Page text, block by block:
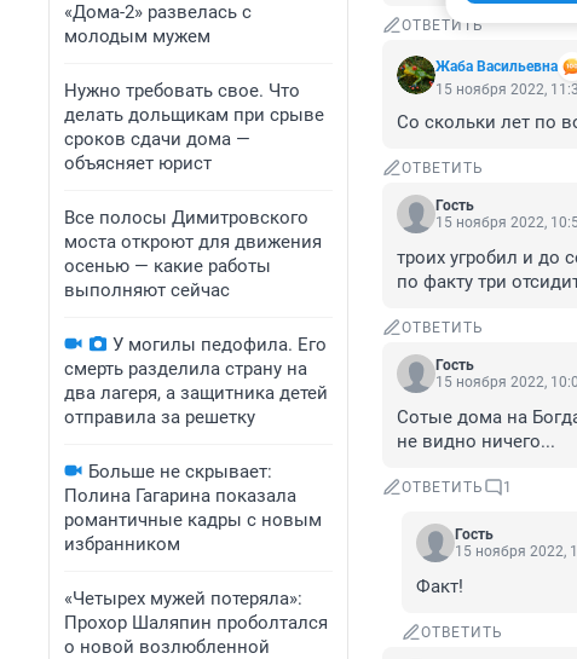
«Дома-2» развелась с
молодым мужем
Нужно требовать свое. Что
делать дольщикам при срыве
сроков сдачи дома —
объясняет юрист
Все полосы Димитровского
моста откроют для движения
осенью — какие работы
выполняют сейчас
У могилы педофила. Его
смерть разделила страну на
два лагеря, а защитника детей
отправила за решетку
Больше не скрывает:
Полина Гагарина показала
романтичные кадры с новым
избранником
«Четырех мужей потеряла»:
Прохор Шаляпин проболтался
о новой возлюбленной
ОТВЕТИТЬ
Жаба Васильевна
15 ноября 2022,
Со скольки лет по
ОТВЕТИТЬ
Гость
15 ноября 2022,
троих угробил и до
по факту три
ОТВЕТИТЬ
Гость
15 ноября 2022,
Сотые дома на
не видно ничего...
ОТВЕТИТЬ 1
Гость
15 ноября 2022,
Факт!
ОТВЕТИТЬ